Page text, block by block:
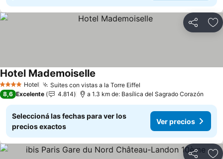
Compartir
4 EstrellasHotel Suites con vistas a la Torre Eiffel
Hotel Mademoiselle
8,6 Excelente 4.814 a 1.3 km de: Basílica del Sagrado Corazón
Seleccioná las fechas para ver los
precios exactos
Ver precios